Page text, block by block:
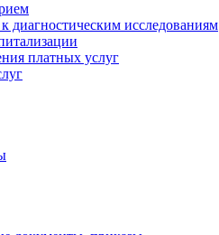
диагностическим исследованиям
платных услуг